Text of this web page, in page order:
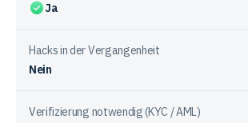
Ja
Hacks in der Vergangenheit
Nein
Verifizierung notwendig (KYC / AML)